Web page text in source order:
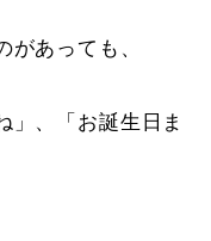
あっても、
」、「お誕生日ま